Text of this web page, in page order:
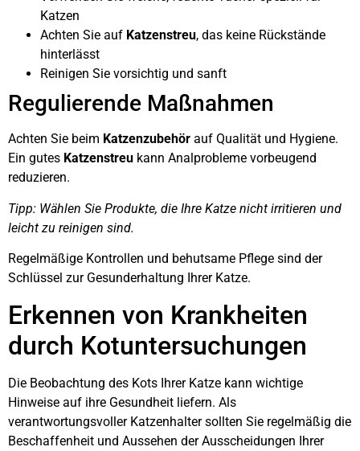
Katzen
Achten Sie auf Katzenstreu, das keine Rückstände
hinterlässt
Reinigen Sie vorsichtig und sanft
Regulierende Maßnahmen
Achten Sie beim Katzenzubehör auf Qualität und Hygiene.
Ein gutes Katzenstreu kann Analprobleme vorbeugend
reduzieren.
Tipp: Wählen Sie Produkte, die Ihre Katze nicht irritieren und
leicht zu reinigen sind.
Regelmäßige Kontrollen und behutsame Pflege sind der
Schlüssel zur Gesunderhaltung Ihrer Katze.
Erkennen von Krankheiten
durch Kotuntersuchungen
Die Beobachtung des Kots Ihrer Katze kann wichtige
Hinweise auf ihre Gesundheit liefern. Als
verantwortungsvoller Katzenhalter sollten Sie regelmäßig die
Beschaffenheit und Aussehen der Ausscheidungen Ihrer